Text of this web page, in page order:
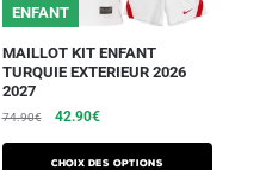
ENFANT
MAILLOT KIT ENFANT
TURQUIE EXTERIEUR 2026
2027
74.90€ 42.90€
Choix des options